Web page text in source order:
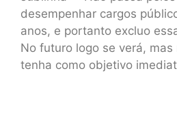
desempenhar cargos
anos, e portanto excluo
No futuro logo se verá, mas
tenha como objetivo